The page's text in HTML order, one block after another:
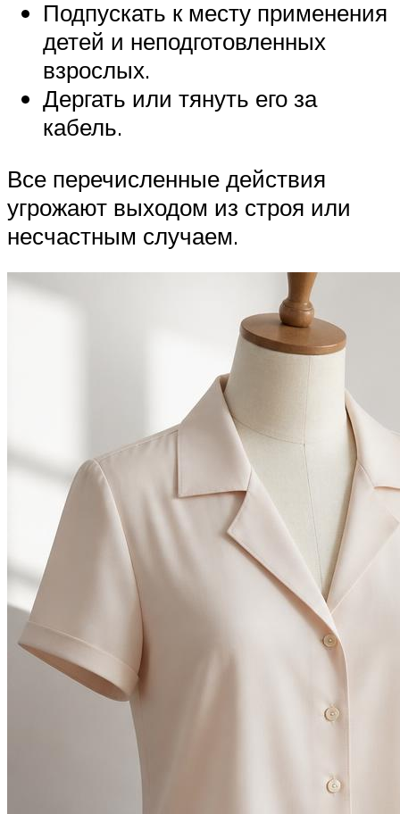
Подпускать к месту применения
детей и неподготовленных
взрослых.
Дергать или тянуть его за
кабель.
Все перечисленные действия
угрожают выходом из строя или
несчастным случаем.